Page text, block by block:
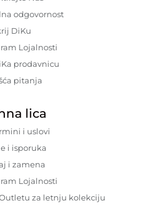
odgovornost
DiKu
Lojalnosti
prodavnicu
pitanja
lica
i uslovi
i isporuka
i zamena
Lojalnosti
za letnju kolekciju